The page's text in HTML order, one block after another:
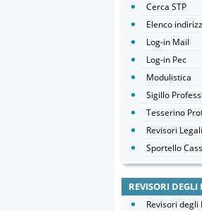
Cerca STP
Elenco
Log-in Mail
Log-in Pec
Modulistica
Sigillo
Tesserino
Revisori Legali
Sportello
REVISORI
Revisori degli